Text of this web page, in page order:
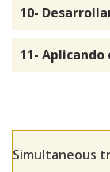
10-
11-
Simultaneous